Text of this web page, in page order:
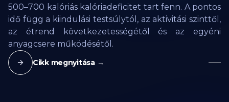
500–700 kalóriás kalóriadeficitet tart fenn. A pontos
idő függ a kiindulási testsúlytól, az aktivitási szinttől,
az étrend következetességétől és az egyéni
anyagcsere működésétől.
Cikk megnyitása →